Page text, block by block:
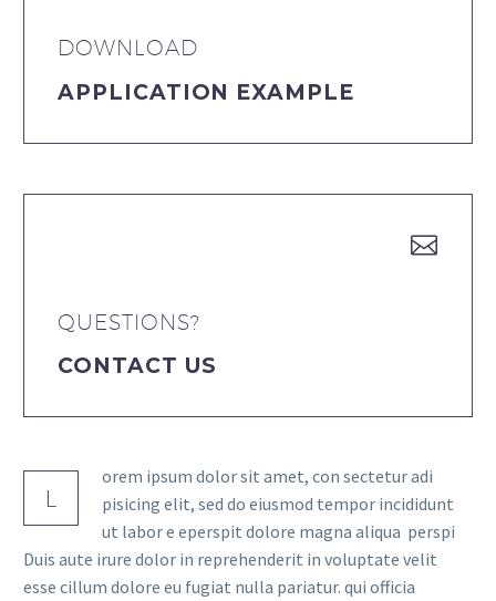
DOWNLOAD
APPLICATION EXAMPLE


QUESTIONS?
CONTACT US
L
orem ipsum dolor sit amet, con sectetur adi
pisicing elit, sed do eiusmod tempor incididunt
ut labor e eperspit dolore magna aliqua perspi
Duis aute irure dolor in reprehenderit in voluptate velit
esse cillum dolore eu fugiat nulla pariatur. qui officia